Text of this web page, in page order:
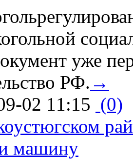
уже
РФ. →
02 11:15 (0)
машину